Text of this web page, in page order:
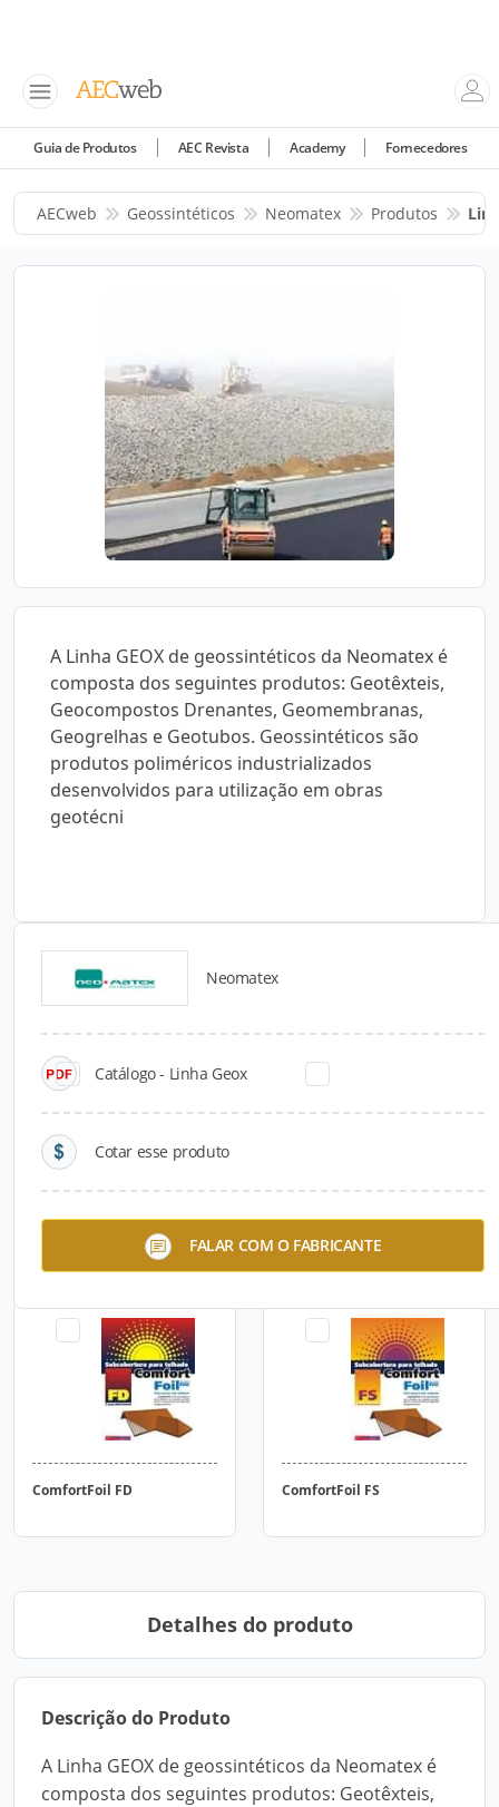
Guia de Produtos AEC Revista Academy Fornecedores
AECweb Geossintéticos Neomatex Produtos
A Linha GEOX de geossintéticos da Neomatex é
composta dos seguintes produtos: Geotêxteis,
Geocompostos Drenantes, Geomembranas,
Geogrelhas e Geotubos. Geossintéticos são
produtos poliméricos industrializados
desenvolvidos para utilização em obras
geotécni
Neomatex
Catálogo - Linha Geox
Cotar esse produto
FALAR COM O FABRICANTE
Catálogos para Download
ComfortFoil FD ComfortFoil FS
Detalhes do produto
Descrição do Produto
A Linha GEOX de geossintéticos da Neomatex é
composta dos seguintes produtos: Geotêxteis,